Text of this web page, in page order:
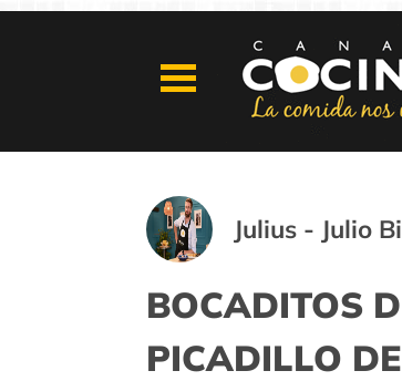
Julius - Julio
BOCADITOS
PICADILLO